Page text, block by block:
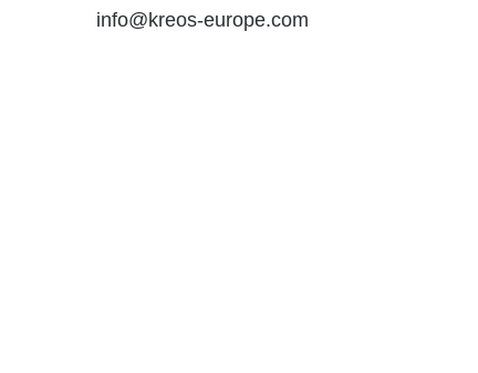
info@kreos-europe.com